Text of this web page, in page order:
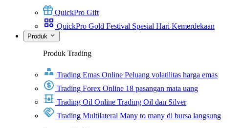
QuickPro Gift
QuickPro Gold Festival Spesial Hari Kemerdekaan
Produk
Produk Trading
Trading Emas Online Peluang volatilitas harga emas
Trading Forex Online 18 pasangan mata uang
Trading Oil Online Trading Oil dan Silver
Trading Multilateral Many to many di bursa langsung